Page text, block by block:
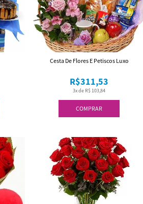
COMPRAR
3x de R$ 103,84
R$311,53
Cesta De Flores E Petiscos Luxo